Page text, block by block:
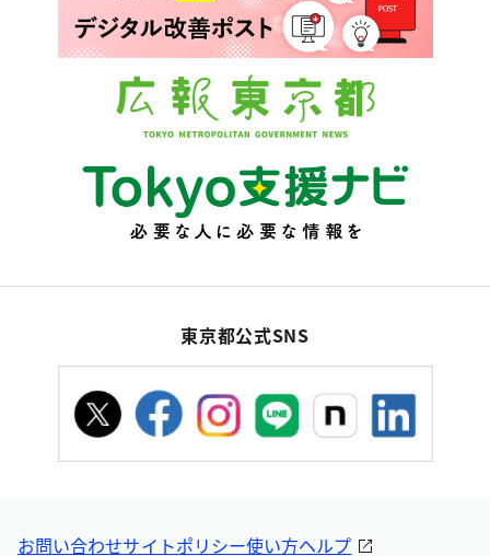
東京都公式SNS
お問い合わせサイトポリシー使い方ヘルプ